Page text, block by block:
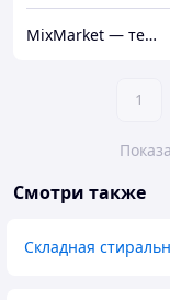
MixMarket — территория низких цен!💝🎁
1
Смотри также
Складная